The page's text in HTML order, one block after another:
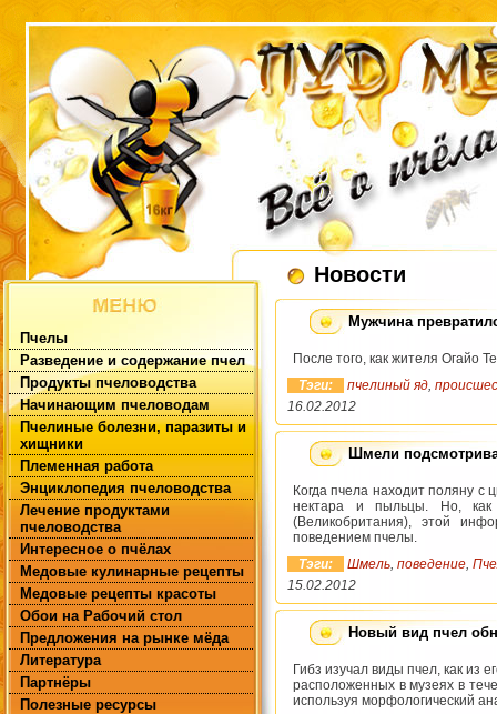
Пчелы
Разведение и содержание пчел
Продукты пчеловодства
Начинающим пчеловодам
Пчелиные болезни, паразиты и
хищники
Племенная работа
Энциклопедия пчеловодства
Лечение продуктами
пчеловодства
Интересное о пчёлах
Медовые кулинарные рецепты
Медовые рецепты красоты
Обои на Рабочий стол
Предложения на рынке мёда
Литература
Партнёры
Полезные ресурсы
Новости
Мужчина
После того, как жителя Огайо
Тэги:
пчелиный яд,
16.02.2012
Шмели
Когда пчела находит поляну
нектара и пыльцы. Но, как
(Великобритания), этой
поведением пчелы.
Тэги:
Шмель, поведение,
15.02.2012
Новый вид пчел
Гибз изучал виды пчел, как из
расположенных в музеях в
используя морфологический